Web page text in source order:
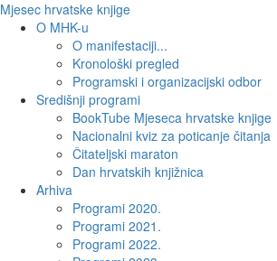
Mjesec hrvatske knjige
O MHK-u
O manifestaciji...
Kronološki pregled
Programski i organizacijski odbor
Središnji programi
BookTube Mjeseca hrvatske knjige
Nacionalni kviz za poticanje čitanja
Čitateljski maraton
Dan hrvatskih knjižnica
Arhiva
Programi 2020.
Programi 2021.
Programi 2022.